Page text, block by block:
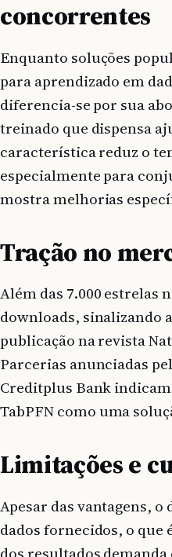
concorrentes
Enquanto soluções
para aprendizado em
diferencia-se por sua
treinado que dispensa
característica reduz o
especialmente para
mostra melhorias
Tração no
Além das 7.000 estrelas
downloads, sinalizando
publicação na revista
Parcerias anunciadas
Creditplus Bank
TabPFN como uma
Limitações e
Apesar das vantagens, o
dados fornecidos, o que
dos resultados